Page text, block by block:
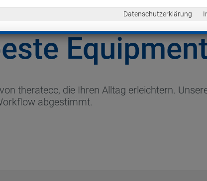
Datenschutzerklärung
theratecc, die Ihren Alltag erleichtern.
abgestimmt.